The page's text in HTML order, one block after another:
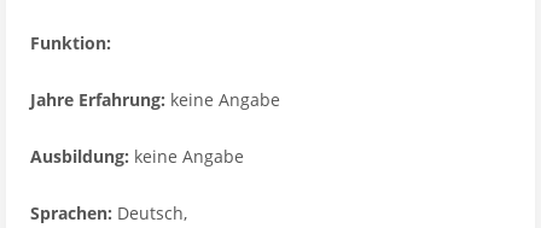
Funktion:
Jahre Erfahrung: keine Angabe
Ausbildung: keine Angabe
Sprachen: Deutsch,